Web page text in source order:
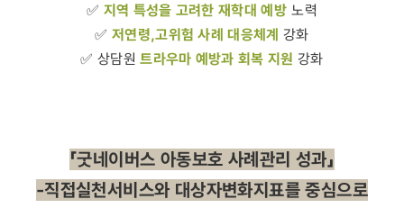
✅ 지역 특성을 고려한 재학대 예방 노력
✅ 저연령,고위험 사례 대응체계 강화
✅ 상담원트라우마 예방과 회복 지원 강화
「굿네이버스 아동보호 사례관리 성과」
-직접실천서비스와 대상자변화지표를 중심으로